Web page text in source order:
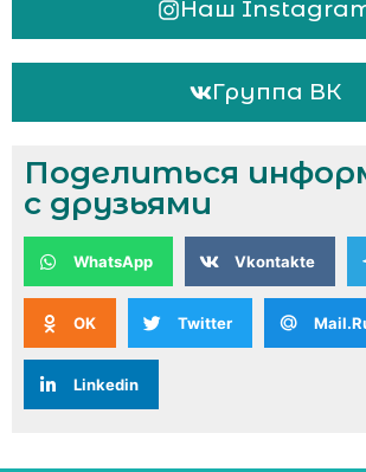
Наш
Группа ВК
Поделиться
с друзьями
WhatsApp Vkontakte
OK Twitter
Linkedin